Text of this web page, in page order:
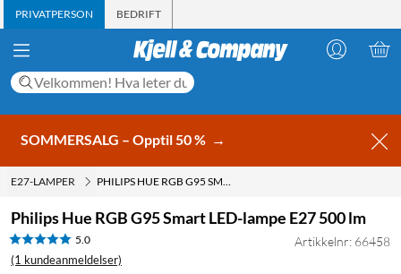
PRIVATPERSON BEDRIFT
SOMMERSALG – Opptil 50 % →
E27-LAMPER PHILIPS HUE RGB G95 SMART LED-LAMPE E27 500 LM
Philips Hue RGB G95 Smart LED-lampe E27 500 lm
5.0
(1 kundeanmeldelser)
Artikkelnr: 66458